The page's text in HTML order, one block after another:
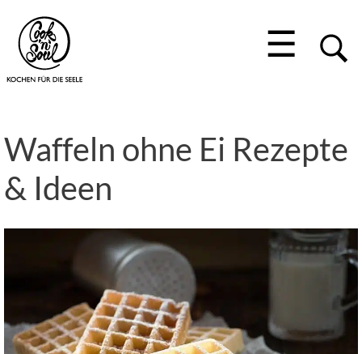
☰
Waffeln ohne Ei Rezepte
& Ideen